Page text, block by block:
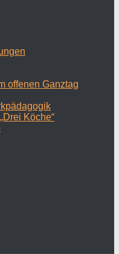
offenen Ganztag
Köche“